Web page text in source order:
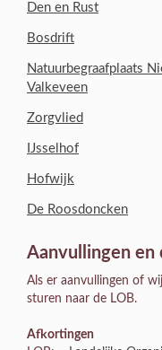
Den en Rust
Bosdrift
Natuurbegraafplaats
Valkeveen
Zorgvlied
IJsselhof
Hofwijk
De Roosdoncken
Aanvullingen en
Als er aanvullingen of
sturen naar de LOB.
Afkortingen